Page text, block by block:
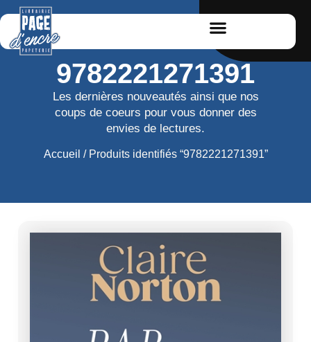
9782221271391
Les dernières nouveautés ainsi que nos
coups de coeurs pour vous donner des
envies de lectures.
Accueil / Produits identifiés “9782221271391”